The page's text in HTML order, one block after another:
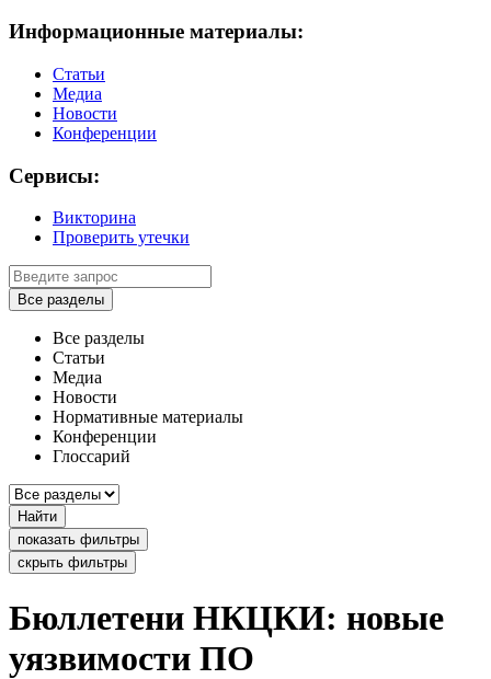
Информационные материалы:
Статьи
Медиа
Новости
Конференции
Сервисы:
Викторина
Проверить утечки
Все разделы
Все разделы
Статьи
Медиа
Новости
Нормативные материалы
Конференции
Глоссарий
Найти
показать фильтры
скрыть фильтры
Бюллетени НКЦКИ: новые
уязвимости ПО